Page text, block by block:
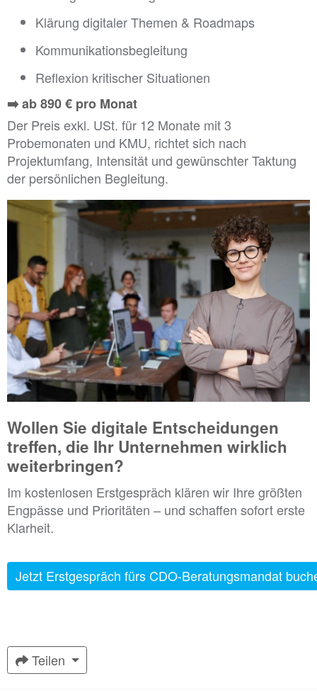
Klärung digitaler Themen & Roadmaps
Kommunikationsbegleitung
Reflexion kritischer Situationen
➡️ ab 890 € pro Monat
Der Preis exkl. USt. für 12 Monate mit 3
Probemonaten und KMU, richtet sich nach
Projektumfang, Intensität und gewünschter Taktung
der persönlichen Begleitung.
Wollen Sie digitale Entscheidungen
treffen, die Ihr Unternehmen wirklich
weiterbringen?
Im kostenlosen Erstgespräch klären wir Ihre größten
Engpässe und Prioritäten – und schaffen sofort erste
Klarheit.
Jetzt Erstgespräch fürs CDO-Beratungsmandat
Teilen